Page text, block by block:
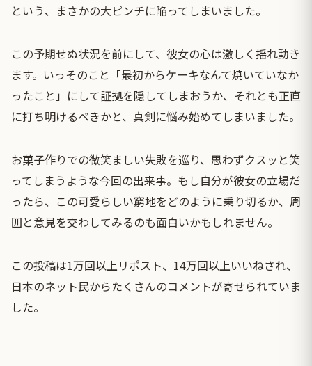
という、まさかの大ピンチに陥ってしまいました。
この予期せぬ状況を前にして、彼女の心は激しく揺れ動き
ます。いっそのこと「最初からケーキなんて焼いていなか
ったこと」にして証拠を隠してしまおうか、それとも正直
に打ち明けるべきかと、真剣に悩み始めてしまいました。
お菓子作りでの微笑ましい失敗を巡り、思わずクスッと笑
ってしまうような今回の出来事。もし自分が彼女の立場だ
ったら、この可愛らしい窮地をどのように乗り切るか、周
囲と意見を交わしてみるのも面白いかもしれません。
この投稿は1万回以上リポスト、14万回以上いいねされ、
日本のネット民からたくさんのコメントが寄せられていま
した。